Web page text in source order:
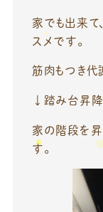
家でも出来て
スメです。
筋肉もつき代
↓踏み台昇降
家の階段を昇
す。